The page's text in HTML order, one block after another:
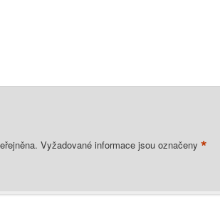
Vyžadované informace jsou označeny *